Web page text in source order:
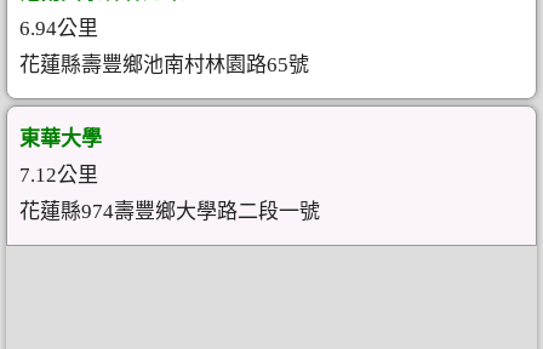
6.94公里
花蓮縣壽豐鄉池南村林園路65號
東華大學
7.12公里
花蓮縣974壽豐鄉大學路二段一號